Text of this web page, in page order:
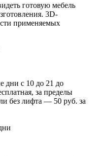
готовую мебель
3D-
применяемых
дни с 10 до 21 до
за пределы
без лифта — 50 руб. за